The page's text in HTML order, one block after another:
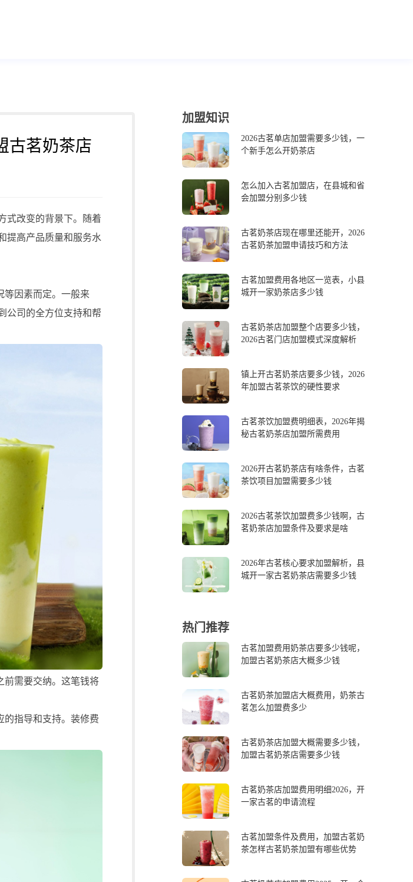
古茗奶茶店
改变的背景下。随着
提高产品质量和服务水
因素而定。一般来
公司的全方位支持和帮
需要交纳。这笔钱将
指导和支持。装修费
加盟知识
2026古茗单店加盟需要多少钱，一
个新手怎么开奶茶店
怎么加入古茗加盟店，在县城和省
会加盟分别多少钱
古茗奶茶店现在哪里还能开，2026
古茗奶茶加盟申请技巧和方法
古茗加盟费用各地区一览表，小县
城开一家奶茶店多少钱
古茗奶茶店加盟整个店要多少钱，
2026古茗门店加盟模式深度解析
镇上开古茗奶茶店要多少钱，2026
年加盟古茗茶饮的硬性要求
古茗茶饮加盟费明细表，2026年揭
秘古茗奶茶店加盟所需费用
2026开古茗奶茶店有啥条件，古茗
茶饮项目加盟需要多少钱
2026古茗茶饮加盟费多少钱啊，古
茗奶茶店加盟条件及要求是啥
2026年古茗核心要求加盟解析，县
城开一家古茗奶茶店需要多少钱
热门推荐
古茗加盟费用奶茶店要多少钱呢，
加盟古茗奶茶店大概多少钱
古茗奶茶加盟店大概费用，奶茶古
茗怎么加盟费多少
古茗奶茶店加盟大概需要多少钱，
加盟古茗奶茶店需要多少钱
古茗奶茶店加盟费用明细2026，开
一家古茗的申请流程
古茗加盟条件及费用，加盟古茗奶
茶怎样古茗奶茶加盟有哪些优势